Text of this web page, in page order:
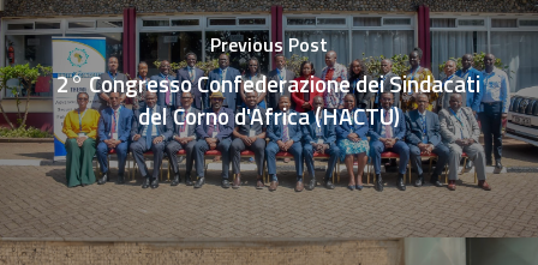
Previous Post
2° Congresso Confederazione dei Sindacati
del Corno d'Africa (HACTU)